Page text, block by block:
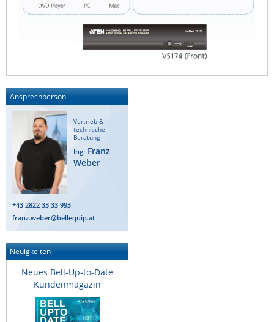
ZPE Systems
News zu unseren Herstellern
Ansprechperson
Vertrieb &
technische
Beratung
Ing. Franz
Weber
+43 2822 33 33 993
franz.weber@bellequip.at
Neuigkeiten
Neues Bell-Up-to-Date
Kundenmagazin